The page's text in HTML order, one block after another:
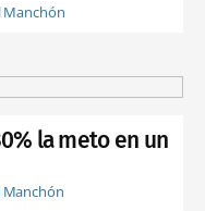
Manchón
la meto en un
Manchón